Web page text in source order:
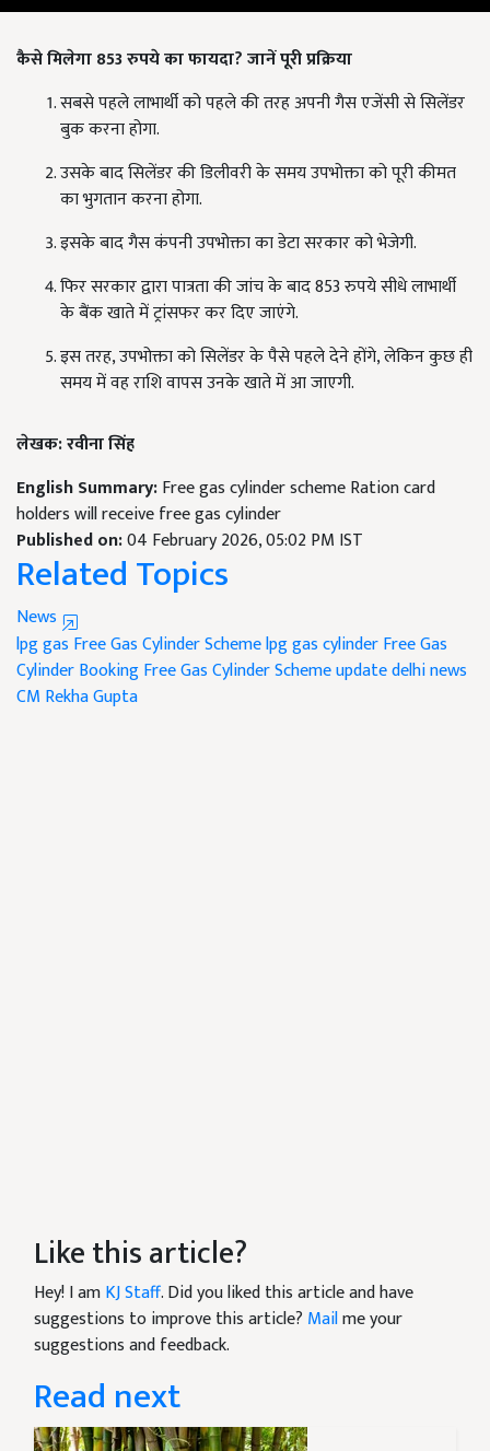
कैसे मिलेगा 853रुपये का फायदा?जानें पूरी प्रक्रिया
सबसे पहले लाभार्थी को पहले की तरह अपनी गैस एजेंसी से सिलेंडर
बुक करना होगा.
उसके बाद सिलेंडर की डिलीवरी के समय उपभोक्ता को पूरी कीमत
का भुगतान करना होगा.
इसके बाद गैस कंपनी उपभोक्ता का डेटा सरकार को भेजेगी.
फिर सरकार द्वारा पात्रता की जांच के बाद 853 रुपये सीधे लाभार्थी
के बैंक खाते में ट्रांसफर कर दिए जाएंगे.
इस तरह, उपभोक्ता को सिलेंडर के पैसे पहले देने होंगे, लेकिन कुछ ही
समय में वह राशि वापस उनके खाते में आ जाएगी.
लेखक: रवीना सिंह
English Summary:Free gas cylinder scheme Ration card
holders will receive free gas cylinder
Published on:04 February 2026, 05:02 PM IST
Related Topics
News
lpg gas Free Gas Cylinder Schemelpg gas cylinderFree Gas
Cylinder BookingFree Gas Cylinder Scheme updatedelhi news
CM Rekha Gupta
Like this article?
Hey! I amKJ Staff. Did you liked this article and have
suggestions to improve this article? Mailme your
suggestions and feedback.
Read next